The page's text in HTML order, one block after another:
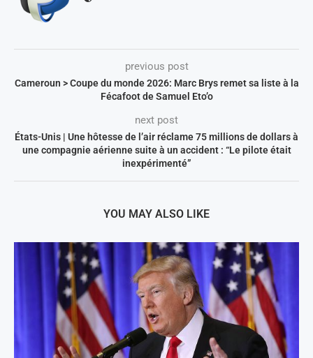
previous post
Cameroun > Coupe du monde 2026: Marc Brys remet sa liste à la
Fécafoot de Samuel Eto’o
next post
États-Unis | Une hôtesse de l’air réclame 75 millions de dollars à
une compagnie aérienne suite à un accident : “Le pilote était
inexpérimenté”
YOU MAY ALSO LIKE